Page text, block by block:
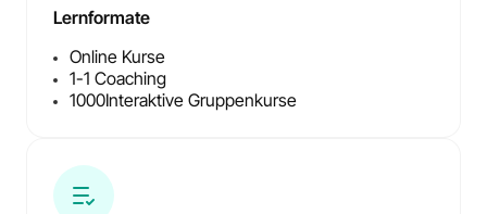
Lernformate
Online Kurse
1-1 Coaching
1000Interaktive Gruppenkurse